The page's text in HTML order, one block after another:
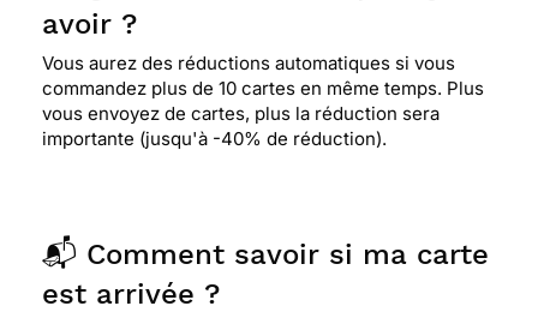
avoir ?
Vous aurez des réductions automatiques si vous
commandez plus de 10 cartes en même temps. Plus
vous envoyez de cartes, plus la réduction sera
importante (jusqu'à -40% de réduction).
📬 Comment savoir si ma carte
est arrivée ?